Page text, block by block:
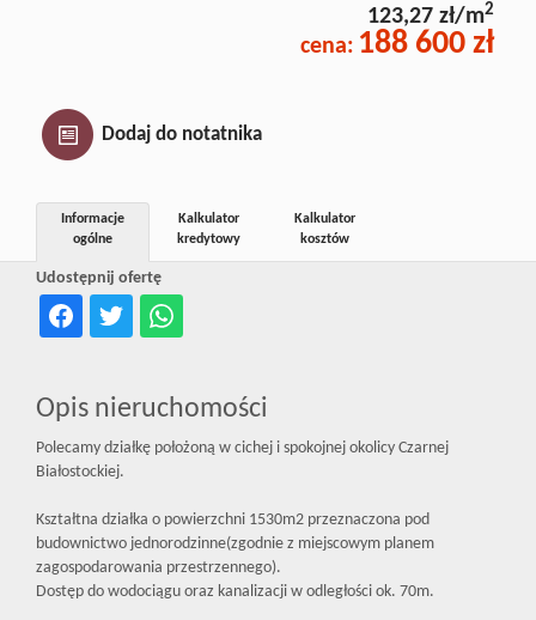
Kontakt
123,27 zł/m2
cena: 188 600 zł
Dodaj do notatnika
Udostępnij ofertę
Informacje
ogólne
Kalkulator
kredytowy
Kalkulator
kosztów
Opis nieruchomości
Polecamy działkę położoną w cichej i spokojnej okolicy Czarnej
Białostockiej.
Kształtna działka o powierzchni 1530m2 przeznaczona pod
budownictwo jednorodzinne(zgodnie z miejscowym planem
zagospodarowania przestrzennego).
Dostęp do wodociągu oraz kanalizacji w odległości ok. 70m.